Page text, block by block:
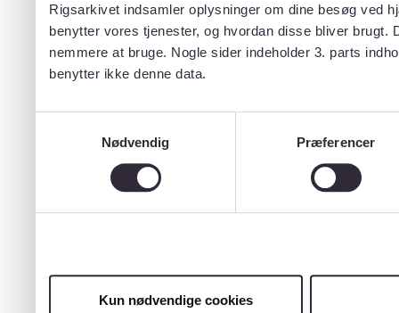
Rigsarkivet indsamler oplysninger om dine besøg ved
benytter vores tjenester, og hvordan disse bliver
nemmere at bruge. Nogle sider indeholder 3. parts
benytter ikke denne data.
Nødvendig
Præferencer
Kun nødvendige cookies